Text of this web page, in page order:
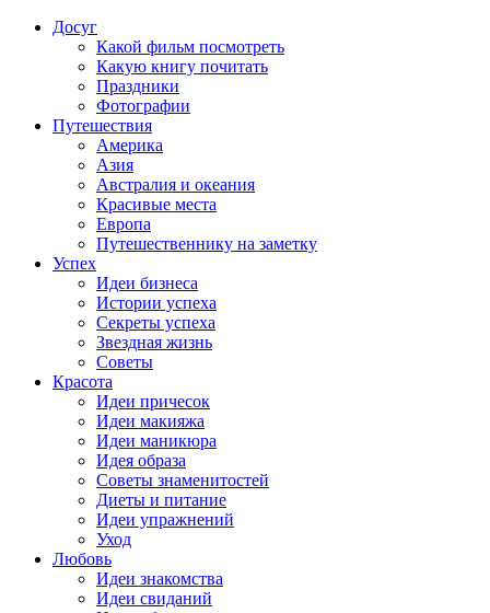
Досуг
Какой фильм посмотреть
Какую книгу почитать
Праздники
Фотографии
Путешествия
Америка
Азия
Австралия и океания
Красивые места
Европа
Путешественнику на заметку
Успех
Идеи бизнеса
Истории успеха
Секреты успеха
Звездная жизнь
Советы
Красота
Идеи причесок
Идеи макияжа
Идеи маникюра
Идея образа
Советы знаменитостей
Диеты и питание
Идеи упражнений
Уход
Любовь
Идеи знакомства
Идеи свиданий